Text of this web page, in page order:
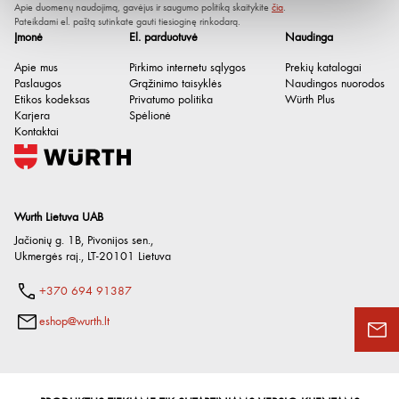
Pavaros tipas
Dydis (SW)
Wurth Lietuva UAB
Jačionių g. 1B, Pivonijos sen.,
Ukmergės raj., LT-20101 Lietuva
+370 694 91387
eshop@wurth.lt
Įmonė
Apie mus
Paslaugos
Etikos kodeksas
Karjera
Kontaktai
El. parduotuvė
Pirkimo internetu sąlygos
Grąžinimo taisyklės
Privatumo politika
Spėlionė
Naudinga
Prekių katalogai
Naudingos nuorodos
Würth Plus
Apie duomenų naudojimą, gavėjus ir saugumo politiką skaitykite čia.
Pateikdami el. paštą sutinkate gauti tiesioginę rinkodarą.